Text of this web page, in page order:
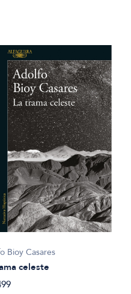
Bioy Casares
celeste